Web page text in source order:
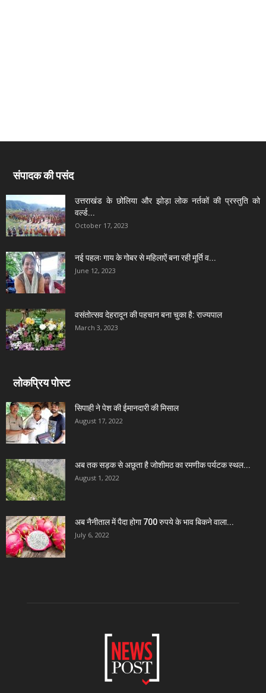
संपादक की पसंद
उत्तराखंड के छोलिया और झोड़ा लोक नर्तकों की प्रस्तुति को
वर्ल्ड...
October 17, 2023
नई पहलः गाय के गोबर से महिलाऐं बना रही मूर्ति व...
June 12, 2023
वसंतोत्सव देहरादून की पहचान बना चुका है: राज्यपाल
March 3, 2023
लोकप्रिय पोस्ट
सिपाही ने पेश की ईमानदारी की मिसाल
August 17, 2022
अब तक सड़क से अछूता है जोशीमठ का रमणीक पर्यटक स्थल...
August 1, 2022
अब नैनीताल में पैदा होगा 700 रुपये के भाव बिकने वाला...
July 6, 2022